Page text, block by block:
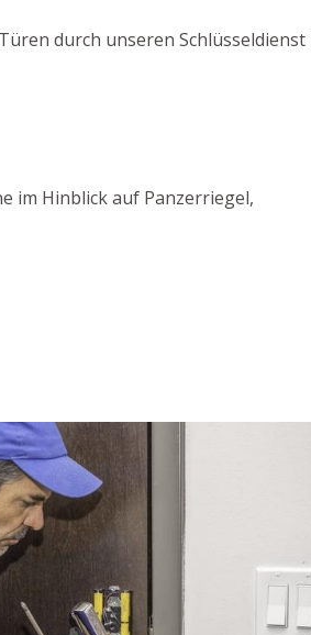
durch unseren Schlüsseldienst
im Hinblick auf Panzerriegel,